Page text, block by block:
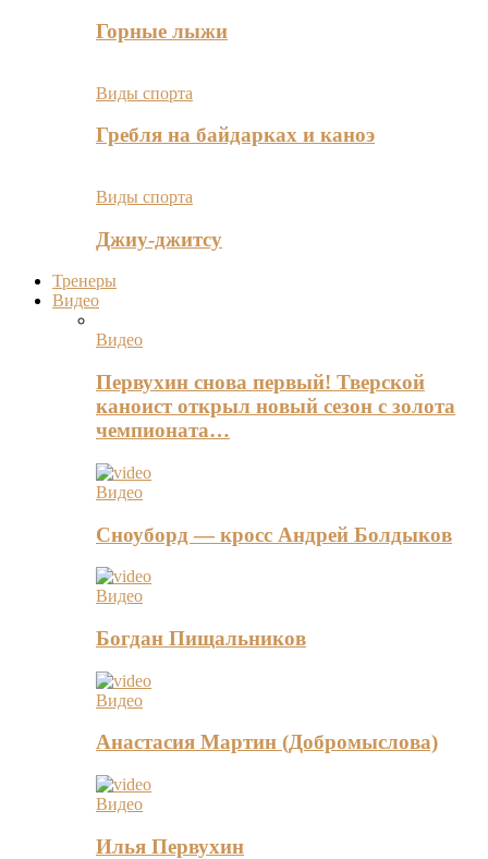
Горные лыжи
Виды спорта
Гребля на байдарках и каноэ
Виды спорта
Джиу-джитсу
Тренеры
Видео
Видео
Первухин снова первый! Тверской
каноист открыл новый сезон с золота
чемпионата…
Видео
Сноуборд — кросс Андрей Болдыков
Видео
Богдан Пищальников
Видео
Анастасия Мартин (Добромыслова)
Видео
Илья Первухин